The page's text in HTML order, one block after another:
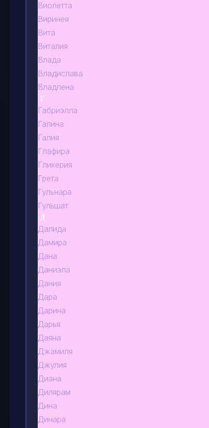
Виолетта
Виринея
Вита
Виталия
Влада
Владислава
Владлена
Г
Габриэлла
Галина
Галия
Глафира
Гликерия
Грета
Гульнара
Гульшат
Д
Далида
Дамира
Дана
Даниэла
Дания
Дара
Дарина
Дарья
Даяна
Джамиля
Джулия
Диана
Дилярам
Дина
Динара